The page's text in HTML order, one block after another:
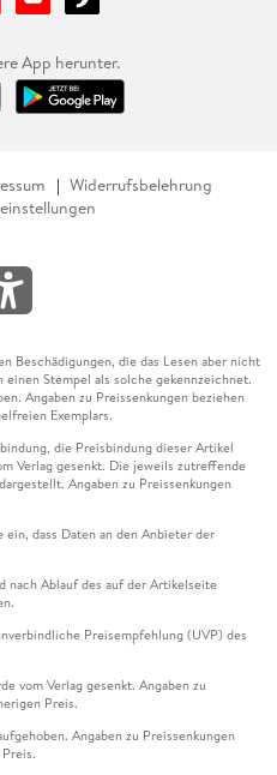
App herunter.
Widerrufsbelehrung
Beschädigungen, die das Lesen aber nicht
Stempel als solche gekennzeichnet.
Angaben zu Preissenkungen beziehen
Exemplars.
die Preisbindung dieser Artikel
Verlag gesenkt. Die jeweils zutreffende
Angaben zu Preissenkungen
dass Daten an den Anbieter der
nach Ablauf des auf der Artikelseite
Preisempfehlung (UVP) des
vom Verlag gesenkt. Angaben zu
Preis.
Angaben zu Preissenkungen